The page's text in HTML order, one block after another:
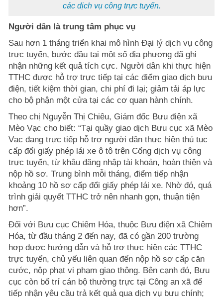
các dịch vụ công trực tuyến.
Người dân là trung tâm phục vụ
Sau hơn 1 tháng triển khai mô hình Đại lý dịch vụ công
trực tuyến, bước đầu tại một số địa phương đã ghi
nhận những kết quả tích cực. Người dân khi thực hiện
TTHC được hỗ trợ trực tiếp tại các điểm giao dịch bưu
điện, tiết kiệm thời gian, chi phí đi lại; giảm tải áp lực
cho bộ phận một cửa tại các cơ quan hành chính.
Theo chị Nguyễn Thị Chiêu, Giám đốc Bưu điện xã
Mèo Vạc cho biết: “Tại quầy giao dịch Bưu cục xã Mèo
Vạc đang trực tiếp hỗ trợ người dân thực hiện thủ tục
cấp đổi giấy phép lái xe ô tô trên Cổng dịch vụ công
trực tuyến, từ khâu đăng nhập tài khoản, hoàn thiện và
nộp hồ sơ. Trung bình mỗi tháng, điểm tiếp nhận
khoảng 10 hồ sơ cấp đổi giấy phép lái xe. Nhờ đó, quá
trình giải quyết TTHC trở nên nhanh gọn, thuận tiện
hơn”.
Đối với Bưu cục Chiêm Hóa, thuộc Bưu điện xã Chiêm
Hóa, từ đầu tháng 2 đến nay, đã có gần 200 trường
hợp được hướng dẫn và hỗ trợ thực hiện các TTHC
trực tuyến, chủ yếu liên quan đến nộp hồ sơ cấp căn
cước, nộp phạt vi phạm giao thông. Bên cạnh đó, Bưu
cục còn bố trí cán bộ thường trực tại Công an xã để
tiếp nhận yêu cầu trả kết quả qua dịch vụ bưu chính;